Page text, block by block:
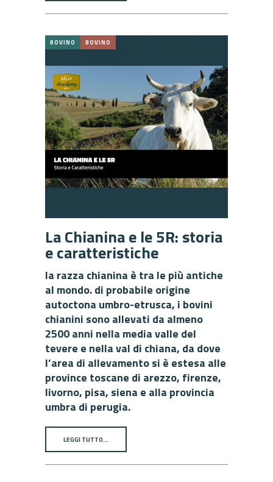
BOVINO BOVINO
La Chianina e le 5R: storia
e caratteristiche
la razza chianina è tra le più antiche
al mondo. di probabile origine
autoctona umbro-etrusca, i bovini
chianini sono allevati da almeno
2500 anni nella media valle del
tevere e nella val di chiana, da dove
l’area di allevamento si è estesa alle
province toscane di arezzo, firenze,
livorno, pisa, siena e alla provincia
umbra di perugia.
LEGGI TUTTO…